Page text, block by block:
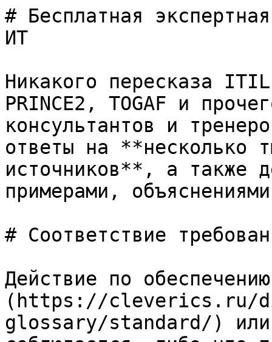
# Бесплатная
ИТ
Никакого пересказа
PRINCE2, TOGAF и
консультантов и
ответы на **несколько
источников**, а также
примерами,
# Соответствие
Действие по
(https://cleverics.ru/
glossary/standard/) или